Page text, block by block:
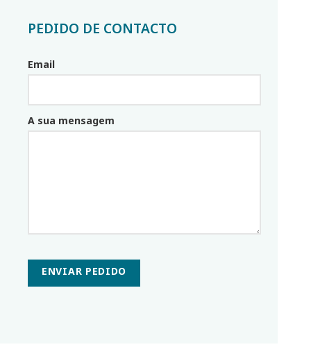
PEDIDO DE CONTACTO
Email
A sua mensagem
ENVIAR PEDIDO